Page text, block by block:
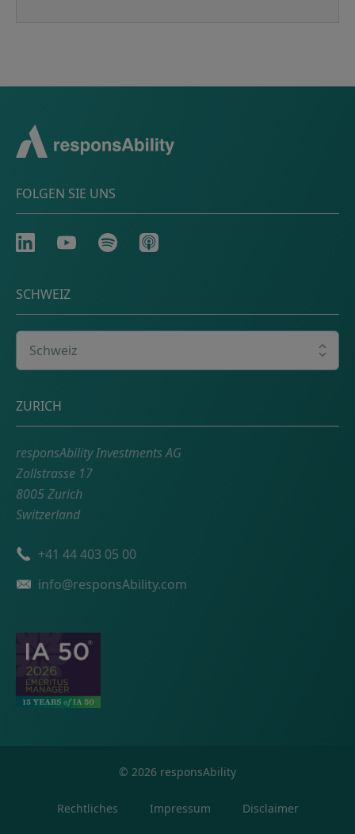
FOLGEN SIE UNS
LinkedInYoutubeSpotify Apple
SCHWEIZ
Adresse
ZURICH
responsAbility Investments AG
Zollstrasse 17
8005 Zurich
Switzerland
Telefonnummer
+41 44 403 05 00
Emailinfo@responsAbility.com
© 2026 responsAbility
Rechtliches Impressum Disclaimer